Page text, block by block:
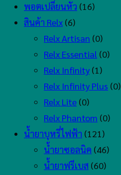
พอตเปลี่ยนหัว (16)
สินค้า Relx (6)
Relx Artisan (0)
Relx Essential (0)
Relx Infinity (1)
Relx Infinity Plus (0)
Relx Lite (0)
Relx Phantom (0)
น้ำยาบุหรี่ไฟฟ้า (121)
น้ำยาซอลนิค (46)
น้ำยาฟรีเบส (60)